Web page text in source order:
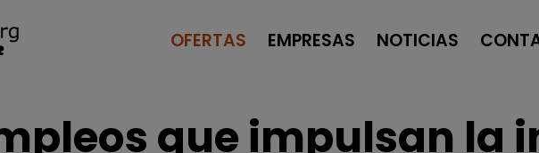
OFERTAS EMPRESAS NOTICIAS
que impulsan la